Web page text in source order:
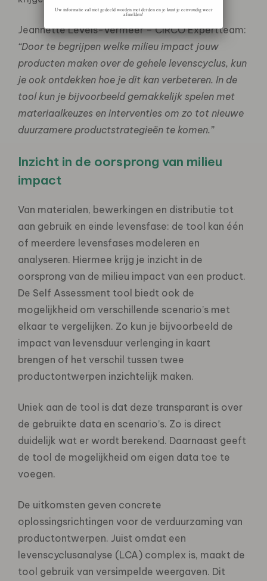
Jeannette Levels-Vermeer – CIRCO Expertteam:
“Door te begrijpen welke milieu impact jouw
producten maken over de gehele levenscyclus, kun
je ook ontdekken hoe je dit kan verbeteren. In de
tool kun je bijvoorbeeld gemakkelijk spelen met
materiaalkeuzes en interventies om zo tot nieuwe
duurzamere productstrategieën te komen.”
Inzicht in de oorsprong van milieu
impact
Van materialen, bewerkingen en distributie tot
aan gebruik en einde levensfase: de tool kan één
of meerdere levensfases modeleren en
analyseren. Hiermee krijg je inzicht in de
oorsprong van de milieu impact van een product.
De Self Assessment tool biedt ook de
mogelijkheid om verschillende scenario’s met
elkaar te vergelijken. Zo kun je bijvoorbeeld de
impact van levensduur verlenging in kaart
brengen of het verschil tussen twee
productontwerpen inzichtelijk maken.
Uniek aan de tool is dat deze transparant is over
de gebruikte data en scenario’s. Zo is direct
duidelijk wat er wordt berekend. Daarnaast geeft
de tool de mogelijkheid om eigen data toe te
voegen.
De uitkomsten geven concrete
oplossingsrichtingen voor de verduurzaming van
productontwerpen. Juist omdat een
levenscyclusanalyse (LCA) complex is, maakt de
tool gebruik van versimpelde weergaven. Dit
Uw informatie zal niet gedeeld worden met derden en je kunt je eenvoudig weer
afmelden!